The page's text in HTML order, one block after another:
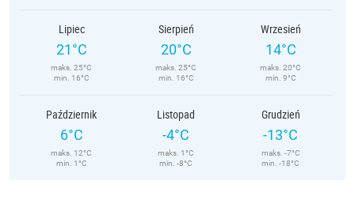
Lipiec
21°C
maks. 25°C
min. 16°C
Sierpień
20°C
maks. 25°C
min. 16°C
Wrzesień
14°C
maks. 20°C
min. 9°C
Październik
6°C
maks. 12°C
min. 1°C
Listopad
-4°C
maks. 1°C
min. -8°C
Grudzień
-13°C
maks. -7°C
min. -18°C